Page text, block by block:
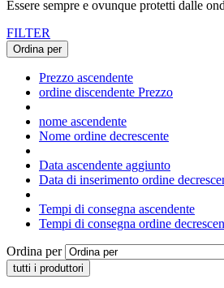
Essere sempre e ovunque protetti dalle
FILTER
Ordina per
Prezzo ascendente
ordine discendente Prezzo
nome ascendente
Nome ordine decrescente
Data ascendente aggiunto
Data di inserimento ordine
Tempi di consegna ascendente
Tempi di consegna ordine
Ordina per
tutti i produttori